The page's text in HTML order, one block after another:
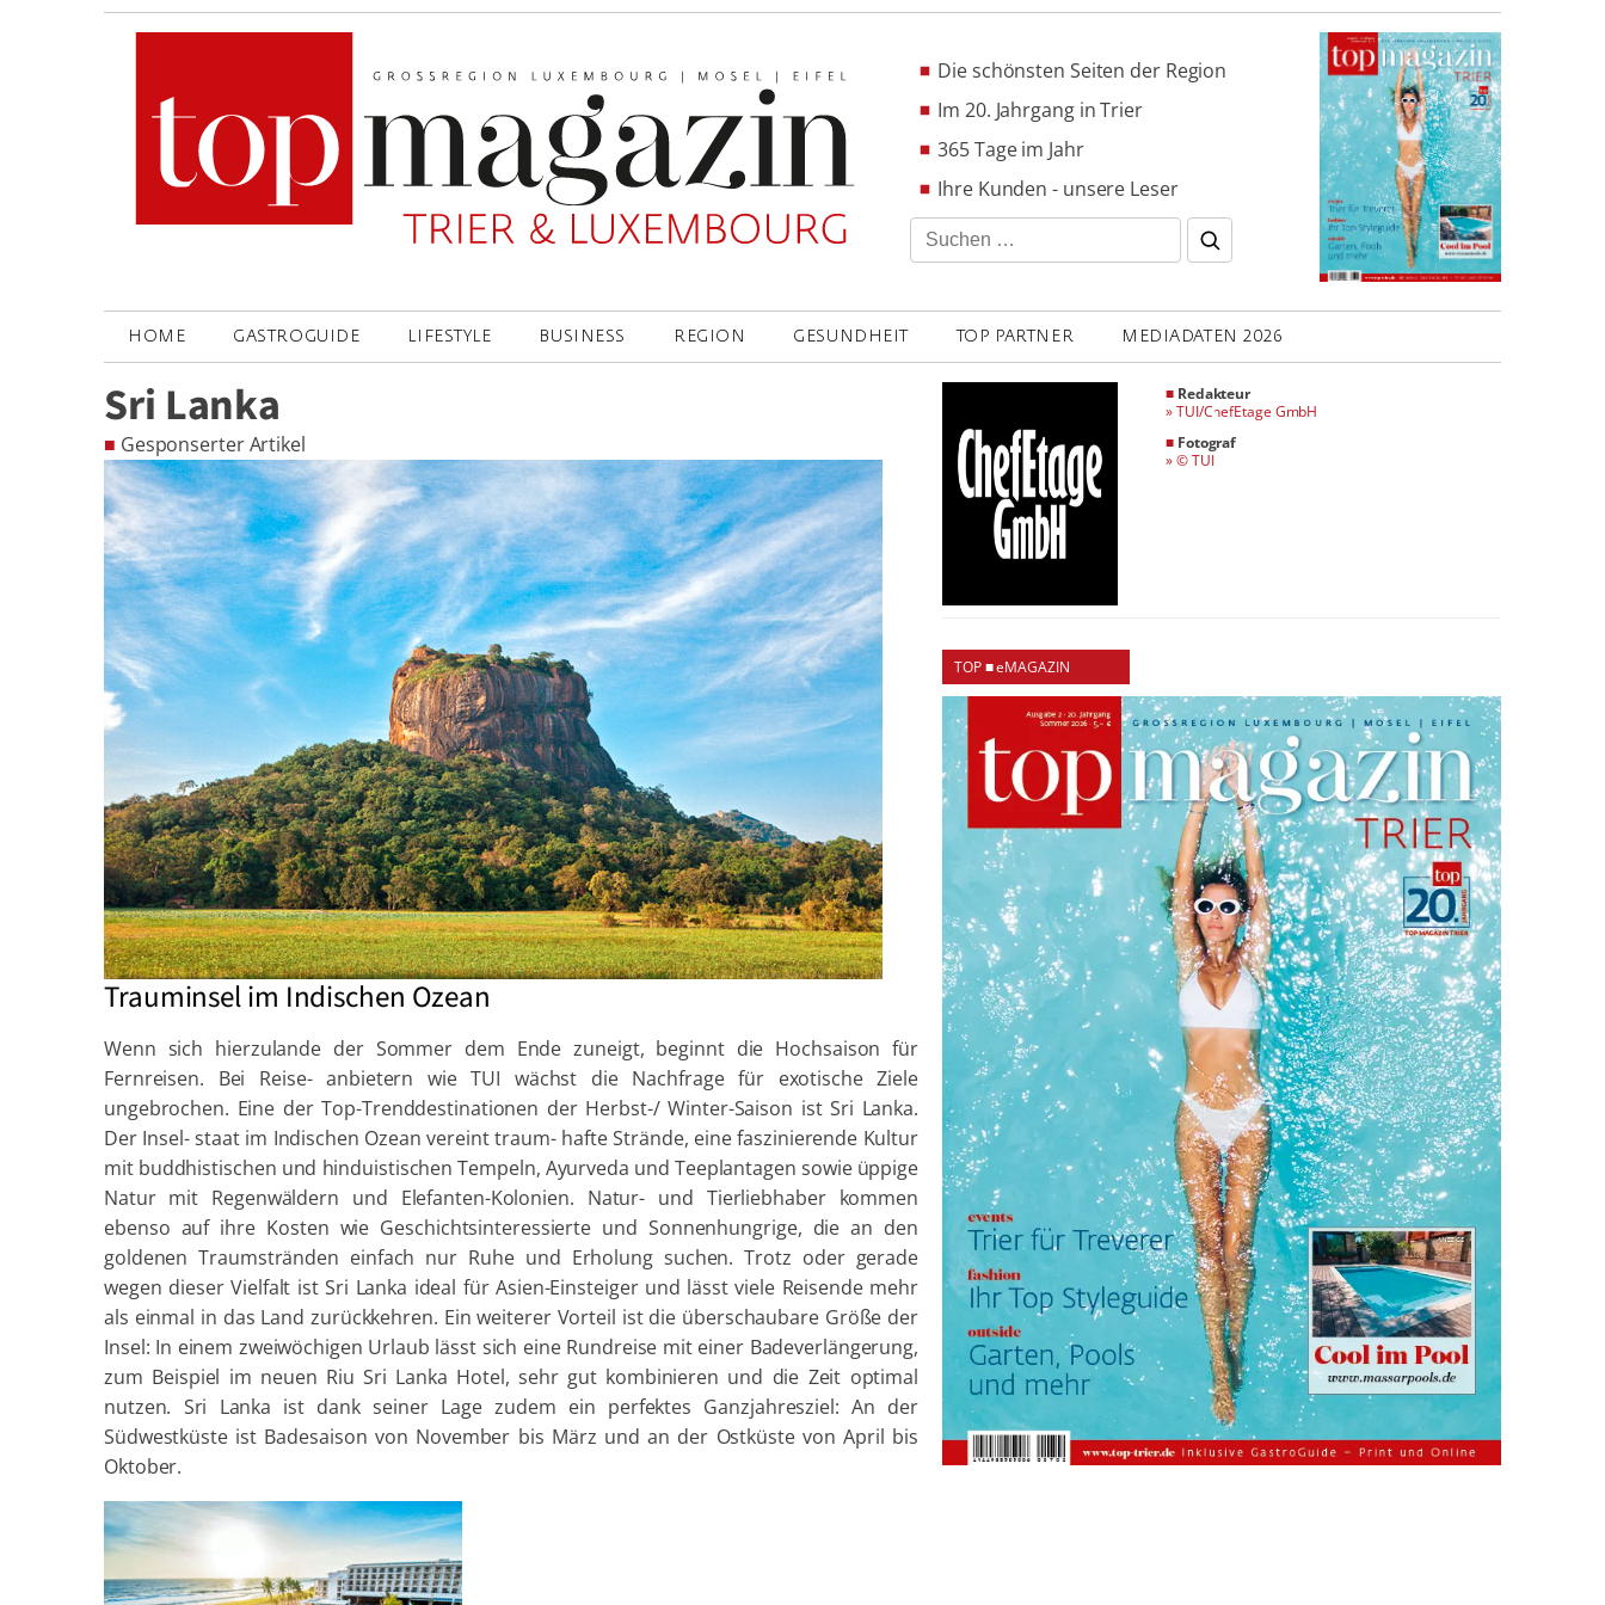
Die schönsten Seiten der Region
Im 20. Jahrgang in Trier
365 Tage im Jahr
Ihre Kunden - unsere Leser
Suchen
nach:
HOME GASTROGUIDE LIFESTYLE BUSINESS REGION GESUNDHEIT TOP PARTNER MEDIADATEN 2026
Sri Lanka
■ Gesponserter Artikel
Trauminsel im Indischen Ozean
Wenn sich hierzulande der Sommer dem Ende zuneigt, beginnt die Hochsaison für
Fernreisen. Bei Reise- anbietern wie TUI wächst die Nachfrage für exotische Ziele
ungebrochen. Eine der Top-Trenddestinationen der Herbst-/ Winter-Saison ist Sri Lanka.
Der Insel- staat im Indischen Ozean vereint traum- hafte Strände, eine faszinierende Kultur
mit buddhistischen und hinduistischen Tempeln, Ayurveda und Teeplantagen sowie üppige
Natur mit Regenwäldern und Elefanten-Kolonien. Natur- und Tierliebhaber kommen
ebenso auf ihre Kosten wie Geschichtsinteressierte und Sonnenhungrige, die an den
goldenen Traumstränden einfach nur Ruhe und Erholung suchen. Trotz oder gerade
wegen dieser Vielfalt ist Sri Lanka ideal für Asien-Einsteiger und lässt viele Reisende mehr
als einmal in das Land zurückkehren. Ein weiterer Vorteil ist die überschaubare Größe der
Insel: In einem zweiwöchigen Urlaub lässt sich eine Rundreise mit einer Badeverlängerung,
zum Beispiel im neuen Riu Sri Lanka Hotel, sehr gut kombinieren und die Zeit optimal
nutzen. Sri Lanka ist dank seiner Lage zudem ein perfektes Ganzjahresziel: An der
Südwestküste ist Badesaison von November bis März und an der Ostküste von April bis
Oktober.
■ Redakteur
»TUI/ChefEtage GmbH
■ Fotograf
»© TUI
TOP ■ eMAGAZIN